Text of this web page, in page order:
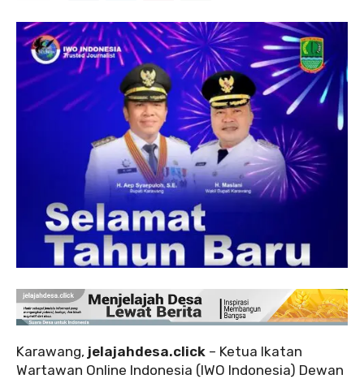
Karawang, jelajahdesa.click – Ketua Ikatan
Wartawan Online Indonesia (IWO Indonesia) Dewan